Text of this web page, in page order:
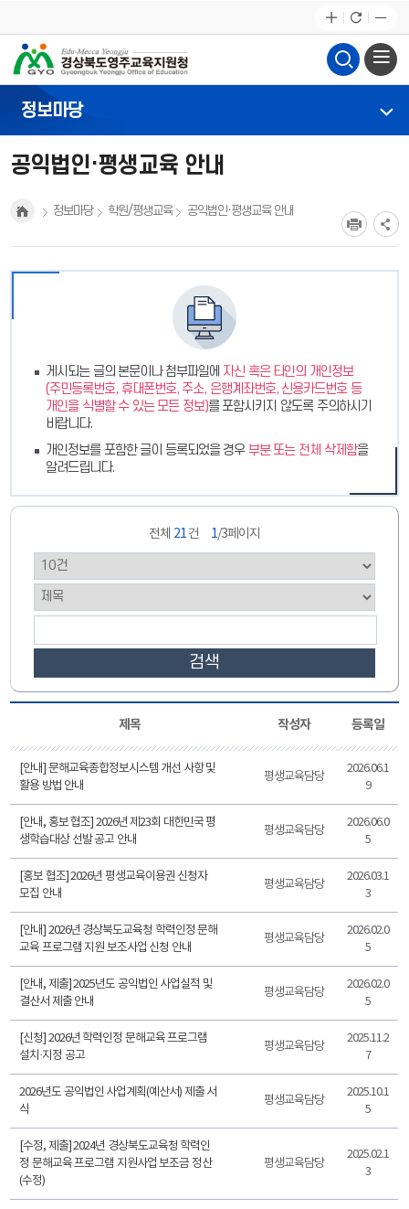
정보마당
정보마당 학원/평생교육 공익법인·평생교육 안내
공익법인·평생교육 안내
게시되는 글의 본문이나 첨부파일에 자신 혹은 타인의 개인정보
(주민등록번호, 휴대폰번호, 주소, 은행계좌번호, 신용카드번호 등
개인을 식별할 수 있는 모든 정보)를 포함시키지 않도록 주의하시기
바랍니다.
개인정보를 포함한 글이 등록되었을 경우 부분 또는 전체 삭제함을
알려드립니다.
전체 21건 1/3페이지
검색
제목 작성자 등록일
[안내] 문해교육종합정보시스템 개선 사항 및
활용 방법 안내
평생교육담당
2026.06.1
9
[안내, 홍보 협조] 2026년 제23회 대한민국 평
생학습대상 선발 공고 안내
평생교육담당
2026.06.0
5
[홍보 협조] 2026년 평생교육이용권 신청자
모집 안내
평생교육담당
2026.03.1
3
[안내] 2026년 경상북도교육청 학력인정 문해
교육 프로그램 지원 보조사업 신청 안내
평생교육담당
2026.02.0
5
[안내, 제출] 2025년도 공익법인 사업실적 및
결산서 제출 안내
평생교육담당
2026.02.0
5
[신청] 2026년 학력인정 문해교육 프로그램
설치·지정 공고
평생교육담당
2025.11.2
7
2026년도 공익법인 사업계획(예산서) 제출 서
식
평생교육담당
2025.10.1
5
[수정, 제출] 2024년 경상북도교육청 학력인
정 문해교육 프로그램 지원사업 보조금 정산
(수정)
평생교육담당
2025.02.1
3